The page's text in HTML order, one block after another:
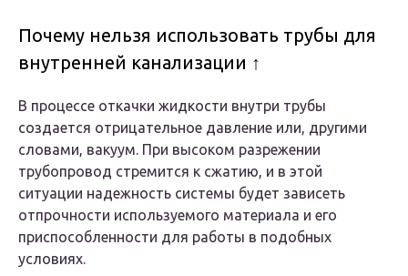
Почему нельзя использовать трубы для
внутренней канализации ↑
В процессе откачки жидкости внутри трубы
создается отрицательное давление или, другими
словами, вакуум. При высоком разрежении
трубопровод стремится к сжатию, и в этой
ситуации надежность системы будет зависеть
отпрочности используемого материала и его
приспособленности для работы в подобных
условиях.